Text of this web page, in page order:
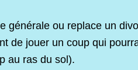
générale ou replace un
de jouer un coup qui
au ras du sol).